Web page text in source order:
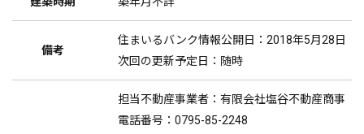
備考
住まいるバンク情報公開日：2018年5月28日
次回の更新予定日：随時
担当不動産事業者：有限会社塩谷不動産商事
電話番号：0795-85-2248